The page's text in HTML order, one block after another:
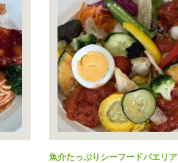
魚介たっぷりシーフードパエリア